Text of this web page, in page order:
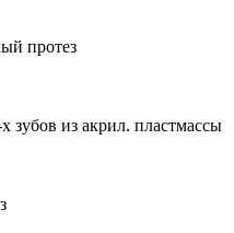
протез
зубов из акрил. пластмассы